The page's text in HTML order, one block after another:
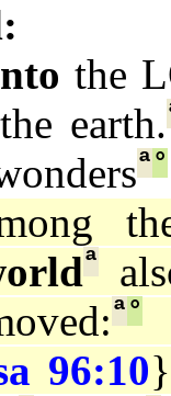
the
the earth.
ª°
ª
ª°
96:10}